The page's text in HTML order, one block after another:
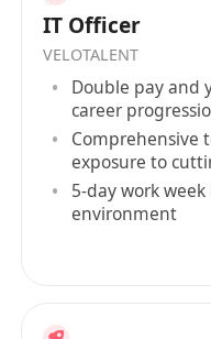
• 加入我们，站上机
亲手定义未来机器人
创新技术转化为千万
长与回报。
• 这里没有冗长的会
洁、高效的实事求是
实验结果来沟通。你
• 我们提供早期团队
IT Officer
VELOTALENT
Double pay and
career
Comprehensive
exposure to
5-day work
environment